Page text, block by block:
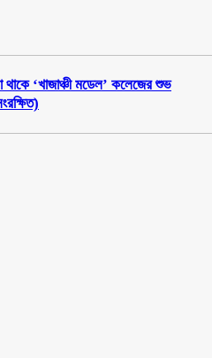
থাকে ‘খাজাঞ্চী মডেল’ কলেজের শুভ